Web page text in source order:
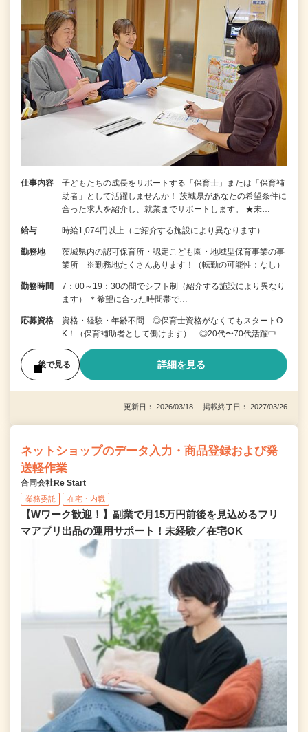
仕事内容
子どもたちの成長をサポートする「保育士」または「保育補
助者」として活躍しませんか！ 茨城県があなたの希望条件に
合った求人を紹介し、就業までサポートします。 ★未…
給与 時給1,074円以上（ご紹介する施設により異なります）
勤務地
茨城県内の認可保育所・認定こども園・地域型保育事業の事
業所 ※勤務地たくさんあります！（転勤の可能性：なし）
勤務時間
7：00～19：30の間でシフト制（紹介する施設により異なり
ます） ＊希望に合った時間帯で…
応募資格
資格・経験・年齢不問 ◎保育士資格がなくてもスタートO
K！（保育補助者として働けます） ◎20代〜70代活躍中
後で見る 詳細を見る
更新日： 2026/03/18 掲載終了日： 2027/03/26
ネットショップのデータ入力・商品登録および発
送軽作業
合同会社Re Start
業務委託 在宅・内職
【Wワーク歓迎！】副業で月15万円前後を見込めるフリ
マアプリ出品の運用サポート！未経験／在宅OK